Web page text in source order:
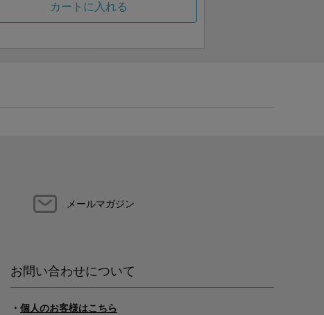
カートに入れる
メールマガジン
お問い合わせについて
・ 個人のお客様はこちら